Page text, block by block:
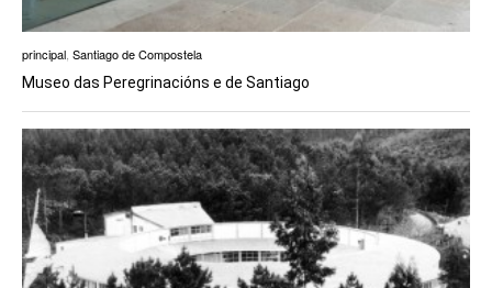
principal Santiago de Compostela
Museo das Peregrinacións e de Santiago